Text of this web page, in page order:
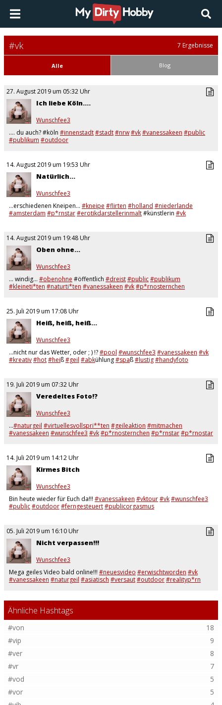
#vk 7 Ergebnisse
Alle Blog
27. August 2019 um 05:32 Uhr
Ich liebe Köln....
Wunschfee3
.... du auch? #köln #innenstadt#stadt#nrw#vk#vanessakeen #public
#publikum #outdoor
14. August 2019 um 19:53 Uhr
Natürlich...
Wunschfee3
…erschiedenen Kneipen... #kneipe #flirten #holland #niederlande
#amsterdam #p*rnstar#erotikdarstellerinmalt#künstlerin #vk
14. August 2019 um 19:48 Uhr
Oben ohne...
Wunschfee3
… windig... #obenohne #öffentlich #dreist#public#publikum
#kleineti*ten #naturti*ten #vanessakeen #vk#p*rnosternchen
25. Juli 2019 um 17:08 Uhr
Heiß, heiß, heiß...
Wunschfee3
...nicht nur das Wetter, oder ; ) !?#pool #wunschfee3 #vanessakeen #vk
#kreativ#hot#heiß#geil #abkühlung#spaß#lustig#handyfoto
19. Juli 2019 um 07:32 Uhr
Veredeltes Foto!?
Wunschfee3
…#naturgeil #virtuellesvollspri**ten #geileaktion #mitmachen
#vanessakeen #wunschfee3 #vk#p*rnosternchen #p*rnstar#p*rnostar
14. Juli 2019 um 14:12 Uhr
Kirmes Bitch
Wunschfee3
Bin heute wieder für Euch da!!! #vanessakeen #vktour#vk#wunschfee3
#public#outdoor#ferngesteuert#publicorgasmus
05. Juli 2019 um 16:10 Uhr
Nicht verpassen!!!
Wunschfee3
Mega geiles Video bald online!!! #neuesvideo #erwischtworden #vk
#vanessakeen #naturgeil #asiatisch #versaut#outdoor#realityp*rn
Ähnliche Hashtags
#von
18
#vip
9
#ver
8
#vr
7
#vod
5
#vor
5